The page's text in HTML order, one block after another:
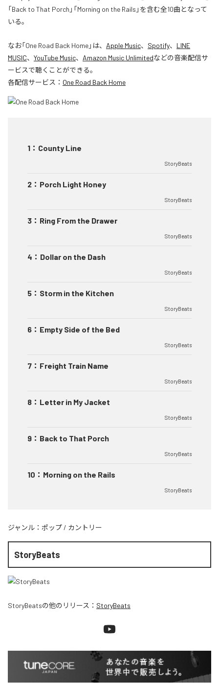
「Back to That Porch」「Morning on the Rails」を含む全10曲となって
いる。
なお「One Road Back Home」は、 Apple Music、 Spotify、 LINE
MUSIC、 YouTube Music、 Amazon Music Unlimitedなどの音楽配信サ
ービスで聴くことができる。
各配信サービス： One Road Back Home
1 ： County Line
StoryBeats
2 ： Porch Light Honey
StoryBeats
3 ： Ring From the Drawer
StoryBeats
4 ： Dollar on the Dash
StoryBeats
5 ： Storm in the Kitchen
StoryBeats
6 ： Empty Side of the Bed
StoryBeats
7 ： Freight Train Name
StoryBeats
8 ： Letter in My Jacket
StoryBeats
9 ： Back to That Porch
StoryBeats
10 ： Morning on the Rails
StoryBeats
ジャンル： ポップ / カントリー
StoryBeats
StoryBeatsの他のリリース： StoryBeats